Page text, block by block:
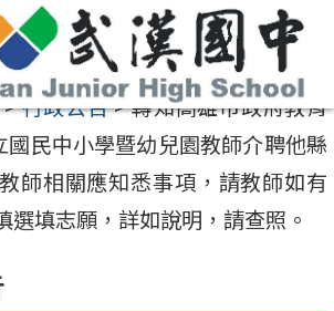
>行政公告>轉知高雄市政府教育
民中小學暨幼兒園教師介聘他縣
師相關應知悉事項，請教師如有
選填志願，詳如說明，請查照。